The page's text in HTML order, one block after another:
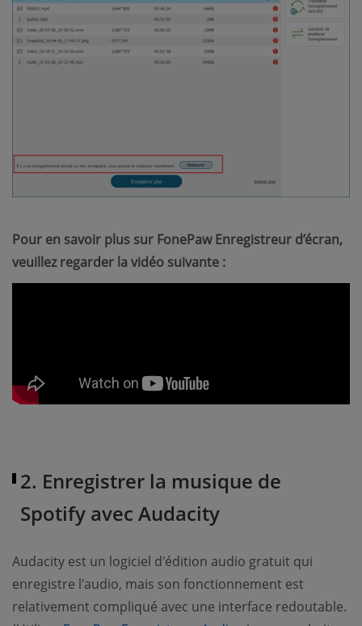
Pour en savoir plus sur FonePaw Enregistreur d’écran,
veuillez regarder la vidéo suivante :
2. Enregistrer la musique de
Spotify avec Audacity
Audacity est un logiciel d'édition audio gratuit qui
enregistre l'audio, mais son fonctionnement est
relativement compliqué avec une interface redoutable.